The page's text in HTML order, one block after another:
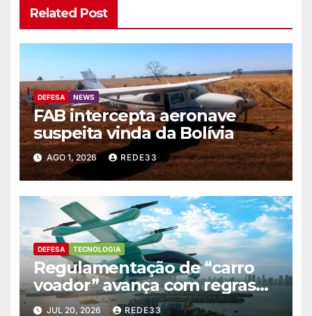
Related Post
DEFESA NEWS
FAB intercepta aeronave
suspeita vinda da Bolívia
AGO 1, 2026 REDE33
DEFESA TECNOLOGIA
Regulamentação de “carro
voador” avança com regras
sobre ruído
JUL 20, 2026 REDE33